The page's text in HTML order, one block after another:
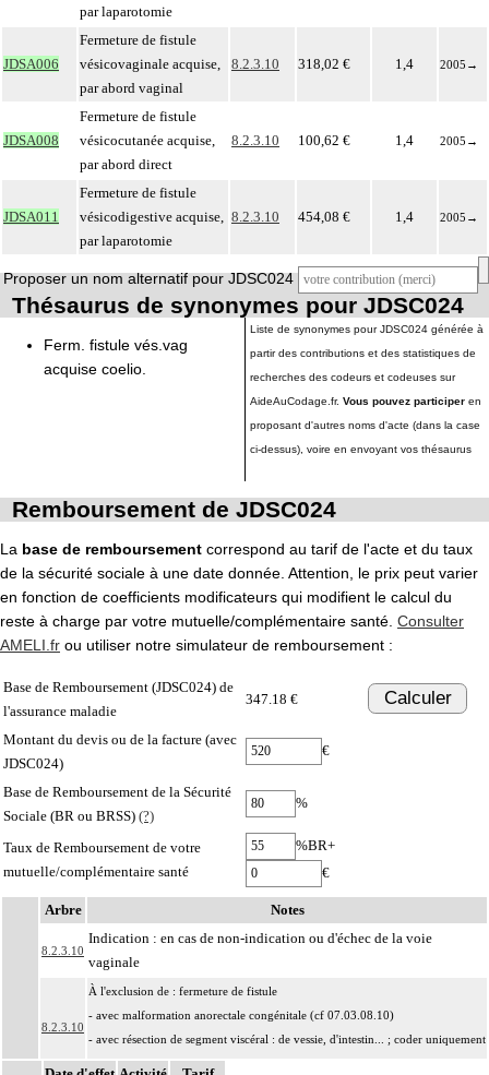
par laparotomie
JDSA006
Fermeture de fistule
vésicovaginale acquise,
par abord vaginal
8.2.3.10 318,02 € 1,4 2005 →
JDSA008
Fermeture de fistule
vésicocutanée acquise,
par abord direct
8.2.3.10 100,62 € 1,4 2005 →
JDSA011
Fermeture de fistule
vésicodigestive acquise,
par laparotomie
8.2.3.10 454,08 € 1,4 2005 →
Proposer un nom alternatif pour JDSC024
Thésaurus de synonymes pour JDSC024
Ferm. fistule vés.vag
acquise coelio.
Liste de synonymes pour JDSC024 générée à
partir des contributions et des statistiques de
recherches des codeurs et codeuses sur
AideAuCodage.fr. Vous pouvez participer en
proposant d'autres noms d'acte (dans la case
ci-dessus), voire en envoyant vos thésaurus
Remboursement de JDSC024
La base de remboursement correspond au tarif de l'acte et du taux
de la sécurité sociale à une date donnée. Attention, le prix peut varier
en fonction de coefficients modificateurs qui modifient le calcul du
reste à charge par votre mutuelle/complémentaire santé. Consulter
AMELI.fr ou utiliser notre simulateur de remboursement :
Base de Remboursement (JDSC024) de
l'assurance maladie
347.18 € Calculer
Montant du devis ou de la facture (avec
JDSC024)
€
Base de Remboursement de la Sécurité
Sociale (BR ou BRSS) (?)
%
Taux de Remboursement de votre
mutuelle/complémentaire santé
%BR+
€
Arbre Notes
8.2.3.10
Indication : en cas de non-indication ou d'échec de la voie
vaginale
8.2.3.10
À l'exclusion de : fermeture de fistule
- avec malformation anorectale congénitale (cf 07.03.08.10)
- avec résection de segment viscéral : de vessie, d'intestin... ; coder uniquement
l'acte d'exérèse